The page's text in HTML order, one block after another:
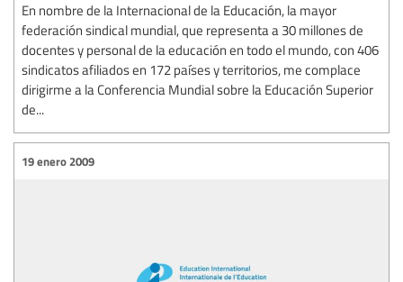
En nombre de la Internacional de la Educación, la mayor
federación sindical mundial, que representa a 30 millones de
docentes y personal de la educación en todo el mundo, con 406
sindicatos afiliados en 172 países y territorios, me complace
dirigirme a la Conferencia Mundial sobre la Educación Superior
de...
19 enero 2009